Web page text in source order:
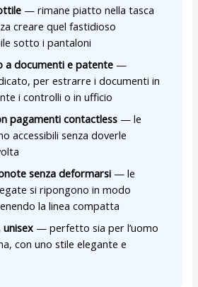
— rimane piatto nella tasca
creare quel fastidioso
sotto i pantaloni
a documenti e patente —
per estrarre i documenti in
i controlli o in ufficio
pagamenti contactless — le
accessibili senza doverle
senza deformarsi — le
si ripongono in modo
la linea compatta
— perfetto sia per l’uomo
con uno stile elegante e